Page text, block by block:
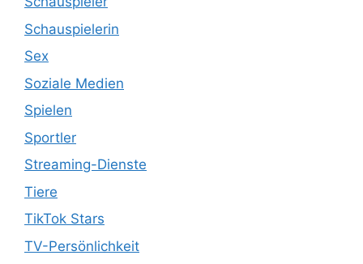
Schauspielerin
Sex
Soziale Medien
Spielen
Sportler
Streaming-Dienste
Tiere
TikTok Stars
TV-Persönlichkeit